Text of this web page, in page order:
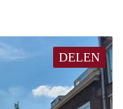
DELEN